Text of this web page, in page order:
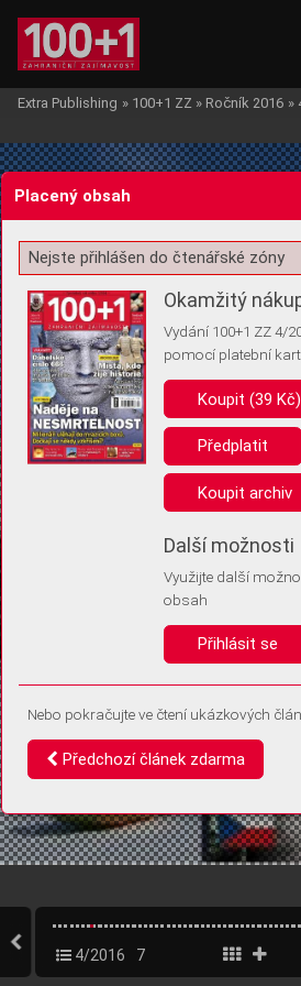
Žádost o souhlas s ukládáním
Pro základní fungování webu
(tzv. cookies apod.). Rádi bychom vás ale
uložením volitelných informací:
Anonymní unikátní ID
Díky němu příště poznáme, že se jedná o
Identifikátor je zcela anonymní.
Vaše souhlasy a odmítnutí si ukládáme do
vás už příště znovu neptali. Můžete je
Extra Publishing » 100+1 ZZ » Ročník 2016 »
4/2016 7
Placený obsah
Nejste přihlášen do čtenářské zóny
Okamžitý
Vydání 100+1 ZZ 4/
pomocí platební
Koupit (39 Kč)
Předplatit
Koupit archiv
Další možnosti
Využijte další
obsah
Přihlásit se
Nebo pokračujte ve čtení ukázkových
Předchozí článek zdarma